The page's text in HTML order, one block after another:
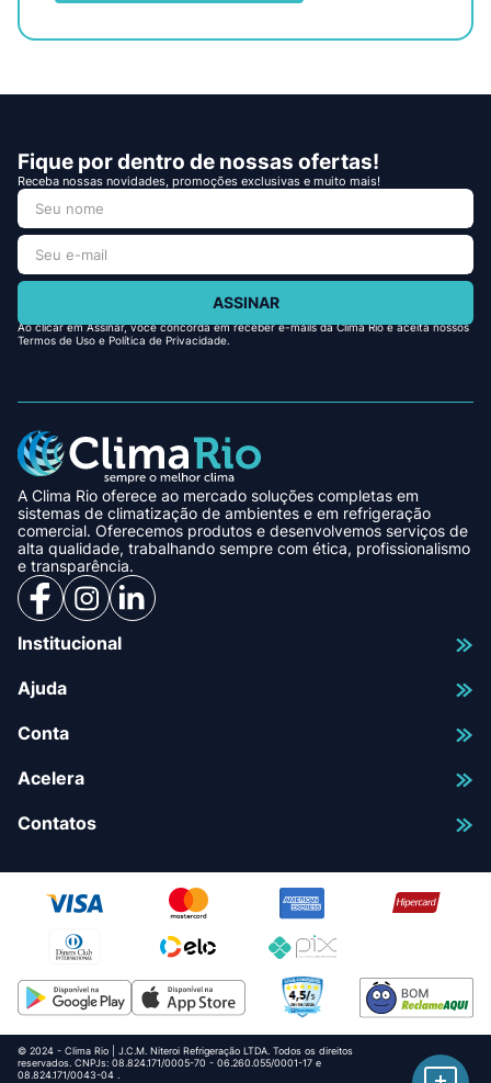
Fique por dentro de nossas ofertas!
Receba nossas novidades, promoções exclusivas e muito mais!
ASSINAR
Ao clicar em Assinar, você concorda em receber e-mails da Clima Rio e aceita nossos
Termos de Uso e Política de Privacidade.
A Clima Rio oferece ao mercado soluções completas em
sistemas de climatização de ambientes e em refrigeração
comercial. Oferecemos produtos e desenvolvemos serviços de
alta qualidade, trabalhando sempre com ética, profissionalismo
e transparência.
Institucional
Ajuda
Conta
Acelera
Contatos
© 2024 - Clima Rio | J.C.M. Niteroi Refrigeração LTDA. Todos os direitos
reservados. CNPJs: 08.824.171/0005-70 - 06.260.055/0001-17 e
08.824.171/0043-04 .